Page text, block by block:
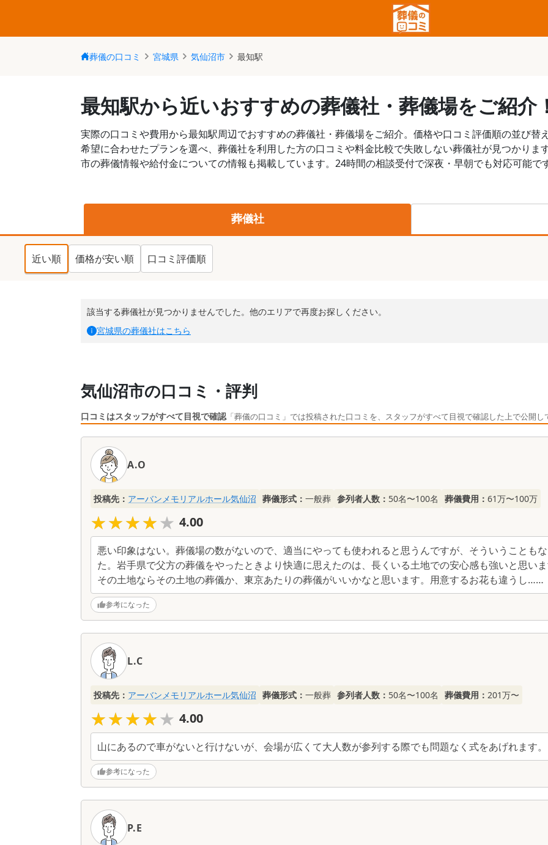
葬儀の口コミ 宮城県 気仙沼市 最知駅
最知駅から近いおすすめの葬儀社・葬儀場をご紹介！
実際の口コミや費用から最知駅周辺でおすすめの葬儀社・葬儀場をご紹介。価格や口コミ評価順の並び替
希望に合わせたプランを選べ、葬儀社を利用した方の口コミや料金比較で失敗しない葬儀社が見つかりま
市の葬儀情報や給付金についての情報も掲載しています。24時間の相談受付で深夜・早朝でも対応可能です
葬儀社
近い順 価格が安い順 口コミ評価順
該当する葬儀社が見つかりませんでした。他のエリアで再度お探しください。
宮城県の葬儀社はこちら
気仙沼市の口コミ・評判
口コミはスタッフがすべて目視で確認「葬儀の口コミ」では投稿された口コミを、スタッフがすべて目視で確認した上で公開し
A.O
投稿先： アーバンメモリアルホール気仙沼 葬儀形式： 一般葬 参列者人数： 50名〜100名 葬儀費用： 61万〜100万
★★★★★
★★★★★ 4.00
悪い印象はない。葬儀場の数がないので、適当にやっても使われると思うんですが、そういうことも
た。岩手県で父方の葬儀をやったときより快適に思えたのは、長くいる土地での安心感も強いと思い
その土地ならその土地の葬儀か、東京あたりの葬儀がいいかなと思います。用意するお花も違うし……
参考になった
L.C
投稿先： アーバンメモリアルホール気仙沼 葬儀形式： 一般葬 参列者人数： 50名〜100名 葬儀費用： 201万〜
★★★★★
★★★★★ 4.00
山にあるので車がないと行けないが、会場が広くて大人数が参列する際でも問題なく式をあげれます
参考になった
P.E